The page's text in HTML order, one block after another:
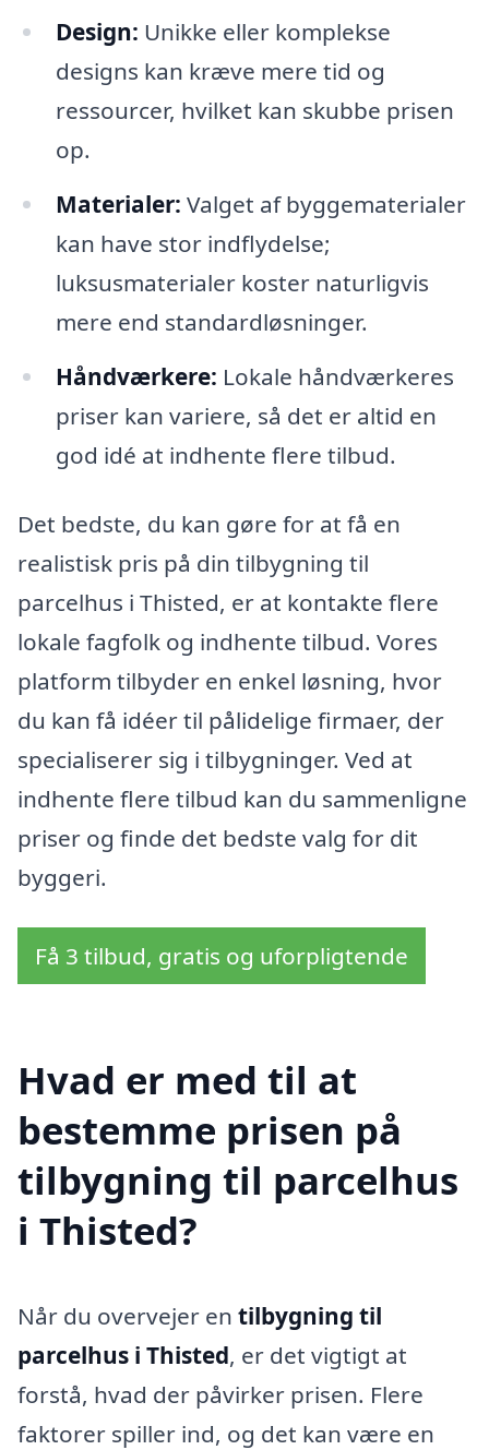
Design: Unikke eller komplekse
designs kan kræve mere tid og
ressourcer, hvilket kan skubbe prisen
op.
Materialer: Valget af byggematerialer
kan have stor indflydelse;
luksusmaterialer koster naturligvis
mere end standardløsninger.
Håndværkere: Lokale håndværkeres
priser kan variere, så det er altid en
god idé at indhente flere tilbud.
Det bedste, du kan gøre for at få en
realistisk pris på din tilbygning til
parcelhus i Thisted, er at kontakte flere
lokale fagfolk og indhente tilbud. Vores
platform tilbyder en enkel løsning, hvor
du kan få idéer til pålidelige firmaer, der
specialiserer sig i tilbygninger. Ved at
indhente flere tilbud kan du sammenligne
priser og finde det bedste valg for dit
byggeri.
Få 3 tilbud, gratis og uforpligtende
Hvad er med til at
bestemme prisen på
tilbygning til parcelhus
i Thisted?
Når du overvejer en tilbygning til
parcelhus i Thisted, er det vigtigt at
forstå, hvad der påvirker prisen. Flere
faktorer spiller ind, og det kan være en